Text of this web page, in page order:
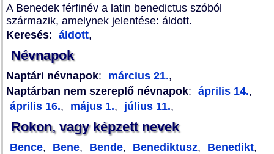
A Benedek férfinév a latin benedictus szóból
származik, amelynek jelentése: áldott.
Keresés: áldott,
Névnapok
Naptári névnapok: március 21.,
Naptárban nem szereplő névnapok: április 14.,
április 16., május 1., július 11.,
Rokon, vagy képzett nevek
Bence, Bene, Bende, Benediktusz, Benedikt,